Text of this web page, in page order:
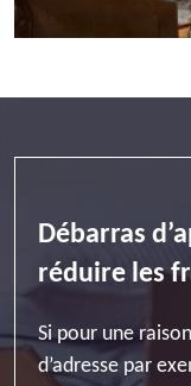
Débarras
réduire les
Si pour une
d’adresse par